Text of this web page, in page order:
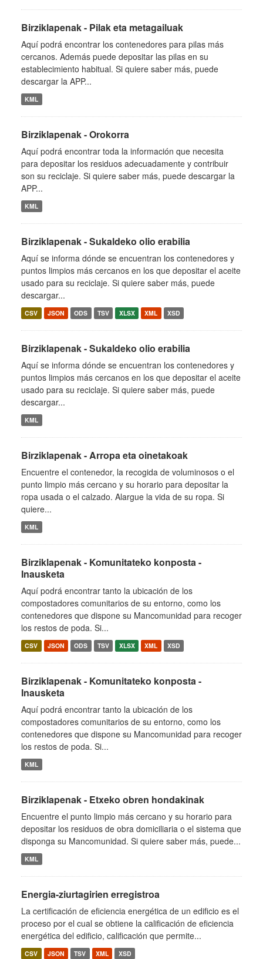
Birziklapenak - Pilak eta metagailuak
Aquí podrá encontrar los contenedores para pilas más
cercanos. Además puede depositar las pilas en su
establecimiento habitual. Si quiere saber más, puede
descargar la APP...
KML
Birziklapenak - Orokorra
Aquí podrá encontrar toda la información que necesita
para depositar los residuos adecuadamente y contribuir
son su reciclaje. Si quiere saber más, puede descargar la
APP...
KML
Birziklapenak - Sukaldeko olio erabilia
Aquí se informa dónde se encuentran los contenedores y
puntos limpios más cercanos en los que depositar el aceite
usado para su reciclaje. Si quiere saber más, puede
descargar...
CSV JSON ODS TSV XLSX XML XSD
Birziklapenak - Sukaldeko olio erabilia
Aquí se informa dónde se encuentran los contenedores y
puntos limpios más cercanos en los que depositar el aceite
usado para su reciclaje. Si quiere saber más, puede
descargar...
KML
Birziklapenak - Arropa eta oinetakoak
Encuentre el contenedor, la recogida de voluminosos o el
punto limpio más cercano y su horario para depositar la
ropa usada o el calzado. Alargue la vida de su ropa. Si
quiere...
KML
Birziklapenak - Komunitateko konposta -
Inausketa
Aquí podrá encontrar tanto la ubicación de los
compostadores comunitarios de su entorno, como los
contenedores que dispone su Mancomunidad para recoger
los restos de poda. Si...
CSV JSON ODS TSV XLSX XML XSD
Birziklapenak - Komunitateko konposta -
Inausketa
Aquí podrá encontrar tanto la ubicación de los
compostadores comunitarios de su entorno, como los
contenedores que dispone su Mancomunidad para recoger
los restos de poda. Si...
KML
Birziklapenak - Etxeko obren hondakinak
Encuentre el punto limpio más cercano y su horario para
depositar los residuos de obra domiciliaria o el sistema que
disponga su Mancomunidad. Si quiere saber más, puede...
KML
Energia-ziurtagirien erregistroa
La certificación de eficiencia energética de un edificio es el
proceso por el cual se obtiene la calificación de eficiencia
energética del edificio, calificación que permite...
CSV JSON TSV XML XSD